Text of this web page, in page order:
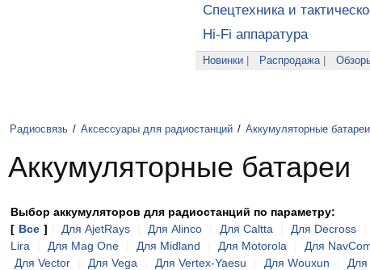
Спецтехника и
Hi-Fi аппаратура
Новинки Распродажа|
Радиосвязь / Аксессуары для радиостанций / Аккумуляторные батареи
Аккумуляторные батареи
Выбор аккумуляторов для радиостанций по параметру:
[ Все ] Для AjetRays Для Alinco Для Caltta Для Decross
Lira
Для Mag One Для Midland Для Motorola Для
Для Vector
Для Vega Для Vertex-Yaesu Для Wouxun Для